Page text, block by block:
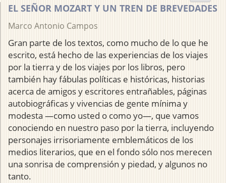
EL SEÑOR MOZART Y UN TREN DE BREVEDADES
Marco Antonio Campos
Gran parte de los textos, como mucho de lo que he
escrito, está hecho de las experiencias de los viajes
por la tierra y de los viajes por los libros, pero
también hay fábulas políticas e históricas, historias
acerca de amigos y escritores entrañables, páginas
autobiográficas y vivencias de gente mínima y
modesta —como usted o como yo—, que vamos
conociendo en nuestro paso por la tierra, incluyendo
personajes irrisoriamente emblemáticos de los
medios literarios, que en el fondo sólo nos merecen
una sonrisa de comprensión y piedad, y algunos no
tanto.